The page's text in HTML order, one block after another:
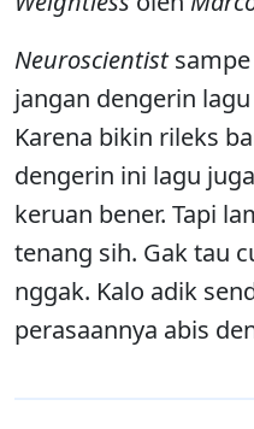
Neuroscientistsampe
jangan dengerin
Karena bikin rileks
dengerin ini lagu
keruan bener. Tapi
tenang sih. Gak tau
nggak. Kalo adik
perasaannya abis